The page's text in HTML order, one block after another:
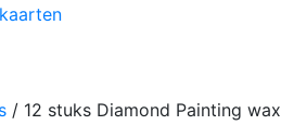
/ 12 stuks Diamond Painting wax